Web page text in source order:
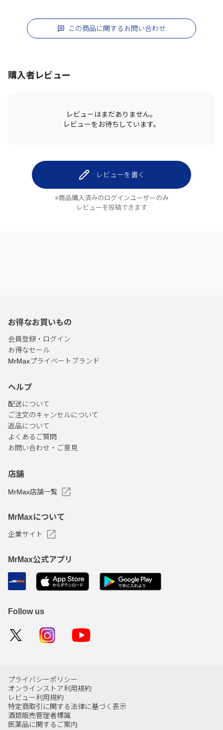
この商品に関するお問い合わせ
購入者レビュー
レビューはまだありません。
レビューをお待ちしています。
レビューを書く
※商品購入済みのログインユーザーのみ
レビューを投稿できます
お得なお買いもの
会員登録・ログイン
お得なセール
MrMaxプライベートブランド
ヘルプ
配送について
ご注文のキャンセルについて
返品について
よくあるご質問
お問い合わせ・ご意見
店舗
MrMax店舗一覧
MrMaxについて
企業サイト
MrMax公式アプリ
Follow us
プライバシーポリシー
オンラインストア利用規約
レビュー利用規約
特定商取引に関する法律に基づく表示
酒類販売管理者標識
医薬品に関するご案内